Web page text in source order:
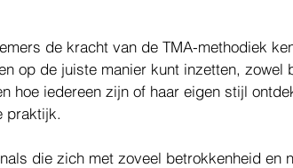
de kracht van de TMA-methodiek
op de juiste manier kunt inzetten, zowel
hoe iedereen zijn of haar eigen stijl
praktijk.
die zich met zoveel betrokkenheid en